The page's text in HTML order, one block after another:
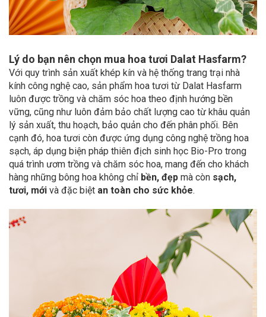
Lý do bạn nên chọn mua hoa tươi Dalat Hasfarm?
Với quy trình sản xuất khép kín và hệ thống trang trại nhà
kính công nghệ cao, sản phẩm hoa tươi từ Dalat Hasfarm
luôn được trồng và chăm sóc hoa theo định hướng bền
vững, cũng như luôn đảm bảo chất lượng cao từ khâu quản
lý sản xuất, thu hoạch, bảo quản cho đến phân phối. Bên
cạnh đó, hoa tươi còn được ứng dụng công nghệ trồng hoa
sạch, áp dụng biện pháp thiên địch sinh học Bio-Pro trong
quá trình ươm trồng và chăm sóc hoa, mang đến cho khách
hàng những bông hoa không chỉ bền, đẹp mà còn sạch,
tươi, mới và đặc biệt an toàn cho sức khỏe.